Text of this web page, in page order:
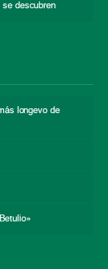
se descubren
longevo de